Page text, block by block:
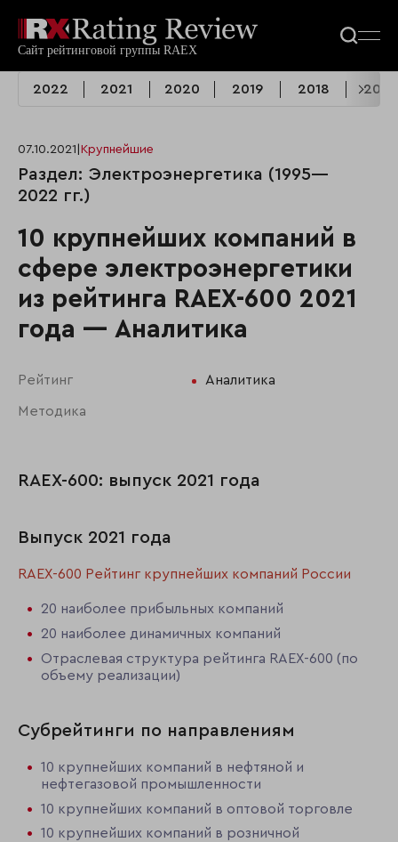
2022 2021 2020 2019 2018 2017
07.10.2021 Крупнейшие
Раздел: Электроэнергетика (1995—
2022 гг.)
10 крупнейших компаний в
сфере электроэнергетики
из рейтинга RAEX-600 2021
года — Аналитика
Рейтинг Аналитика
Методика
RAEX-600: выпуск 2021 года
Выпуск 2021 года
RAEX-600 Рейтинг крупнейших компаний России
20 наиболее прибыльных компаний
20 наиболее динамичных компаний
Отраслевая структура рейтинга RAEX-600 (по
объему реализации)
Субрейтинги по направлениям
10 крупнейших компаний в нефтяной и
нефтегазовой промышленности
10 крупнейших компаний в оптовой торговле
10 крупнейших компаний в розничной